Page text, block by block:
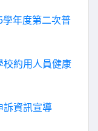
年度第二次普
校約用人員健康
訴資訊宣導